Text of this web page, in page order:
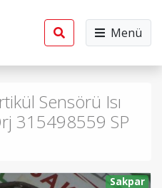
Menü
Sensörü Isı
315498559 SP
Sakpar